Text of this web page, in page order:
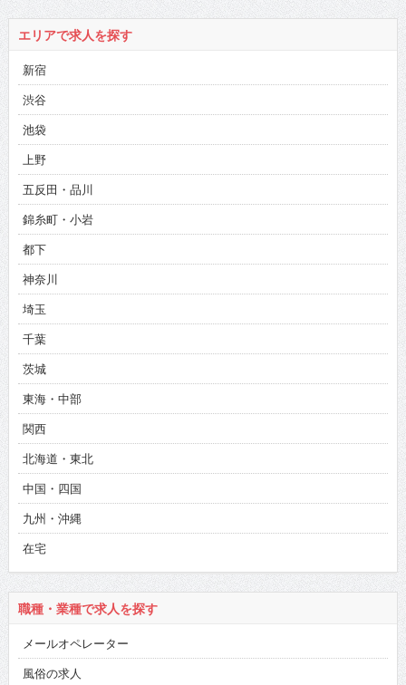
エリアで求人を探す
新宿
渋谷
池袋
上野
五反田・品川
錦糸町・小岩
都下
神奈川
埼玉
千葉
茨城
東海・中部
関西
北海道・東北
中国・四国
九州・沖縄
在宅
職種・業種で求人を探す
メールオペレーター
風俗の求人